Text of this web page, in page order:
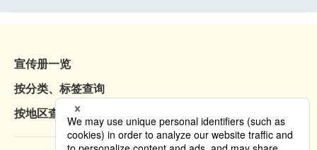
宣传册一览
按分类、标签查询
按地区查询